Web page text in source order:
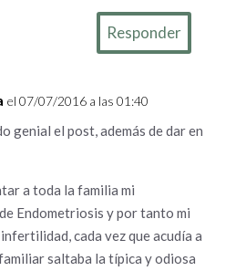
Responder
el 07/07/2016 a las 01:40
genial el post, además de dar en
a toda la familia mi
Endometriosis y por tanto mi
cada vez que acudía a
saltaba la típica y odiosa